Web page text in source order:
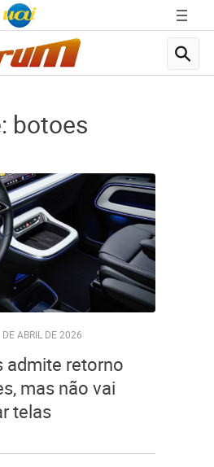
botoes
ABRIL DE 2026
admite retorno
mas não vai
telas